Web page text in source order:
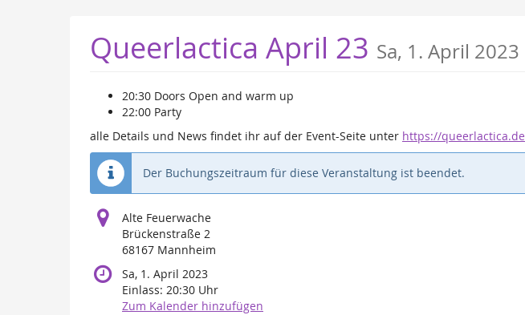
Queerlactica April 23 Sa, 1. April 2023
20:30 Doors Open and warm up
22:00 Party
alle Details und News findet ihr auf der Event-Seite unter https://queerlactica.de
Der Buchungszeitraum für diese Veranstaltung ist beendet.
Alte Feuerwache
Brückenstraße 2
68167 Mannheim
Sa, 1. April 2023
Einlass: 20:30 Uhr
Zum Kalender hinzufügen